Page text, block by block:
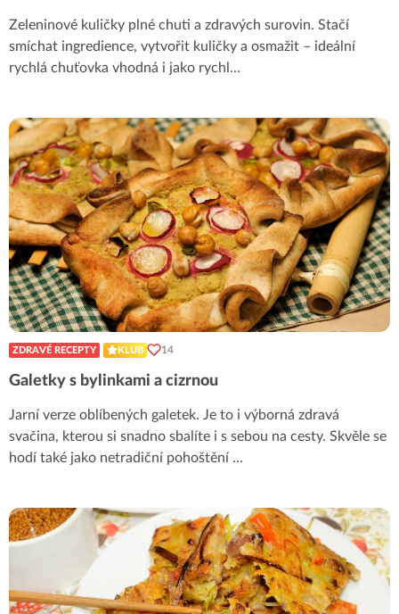
Zeleninové kuličky plné chuti a zdravých surovin. Stačí
smíchat ingredience, vytvořit kuličky a osmažit – ideální
rychlá chuťovka vhodná i jako rychl ...
ZDRAVÉ RECEPTY KLUB 14
Galetky s bylinkami a cizrnou
Jarní verze oblíbených galetek. Je to i výborná zdravá
svačina, kterou si snadno sbalíte i s sebou na cesty. Skvěle se
hodí také jako netradiční pohoštění ...